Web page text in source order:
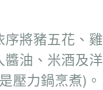
將豬五花、雞
油、米酒及洋
壓力鍋烹煮)。